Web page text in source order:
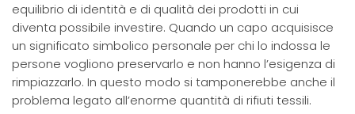
equilibrio di identità e di qualità dei prodotti in cui
diventa possibile investire. Quando un capo acquisisce
un significato simbolico personale per chi lo indossa le
persone vogliono preservarlo e non hanno l’esigenza di
rimpiazzarlo. In questo modo si tamponerebbe anche il
problema legato all’enorme quantità di rifiuti tessili.